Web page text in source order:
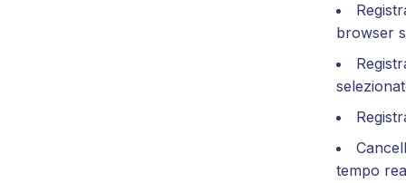
browser
tempo